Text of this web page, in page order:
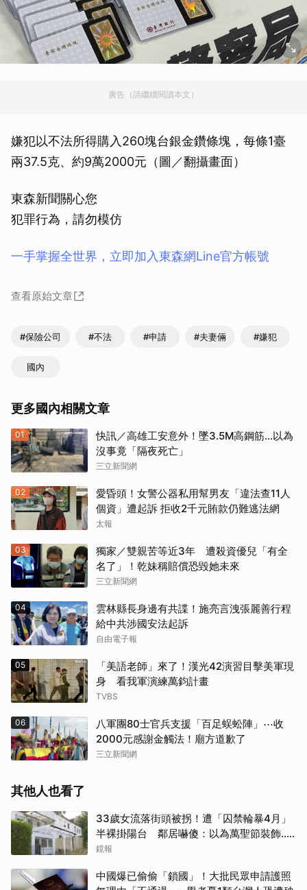
廣告（請繼續閱讀本文）
嫌犯以不法所得購入260塊台銀金鑽條塊，每條1臺
兩37.5克、約9萬2000元（圖／翻攝畫面）
東森新聞關心您
犯罪行為，請勿模仿
一手掌握全世界，立即加入東森網Line官方帳號
查看原始文章
#保險公司 #不法 #申請 #夫妻倆 #嫌犯
國內
更多國內相關文章
01
快訊／高雄工安意外！墜3.5M高鋼筋…以為
沒事竟「隔夜死亡」
三立新聞網
02
愛昏頭！女警公器私用幫男友「違法查11人
個資」遭起訴 拒收2千元賄款仍難逃法網
太報
03
獨家／雙親苦等近3年 遭殺資優兒「有全
名了」！乾妹稱賠償恐毀她未來
三立新聞網
04
雲林縣長身邊有共諜！施亮言洩張麗善行程
給中共涉國安法起訴
自由電子報
05
「美語老師」來了！漢光42演習目擊美軍現
身 看我軍演練萬鈞計畫
TVBS
06
八軍團80士官兵支援「百足蜈蚣陣」⋯收
2000元感謝金觸法！廟方道歉了
三立新聞網
其他人也看了
33歲女流落街頭被拐！遭「囚禁輪暴4月」
半裸掛陽台 鄰居嚇傻：以為萬聖節裝飾...
主謀竟與妻小同住
鏡報
中國爆已偷偷「鎖國」！大批民眾申請護照